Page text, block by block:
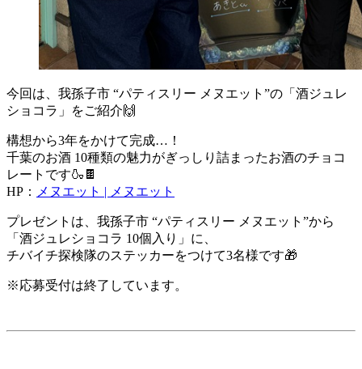
今回は、我孫子市 “パティスリー メヌエット”の「酒ジュレ
ショコラ」をご紹介🙌
構想から3年をかけて完成…！
千葉のお酒 10種類の魅力がぎっしり詰まったお酒のチョコ
レートです🍶🍫
HP：
メヌエット | メヌエット
プレゼントは、我孫子市 “パティスリー メヌエット”から
「酒ジュレショコラ 10個入り」に、
チバイチ探検隊のステッカーをつけて3名様です🎁
※応募受付は終了しています。